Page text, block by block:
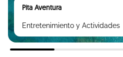
Pita Aventura
Entretenimiento y Actividades